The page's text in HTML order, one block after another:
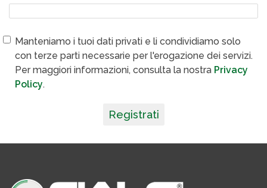
Manteniamo i tuoi dati privati e li condividiamo solo
con terze parti necessarie per l'erogazione dei servizi.
Per maggiori informazioni, consulta la nostra Privacy
Policy.
Registrati